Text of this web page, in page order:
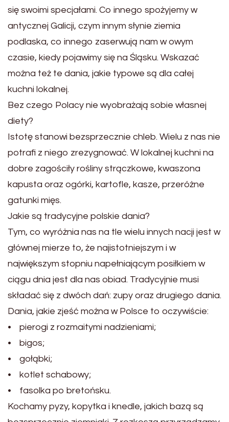
się swoimi specjałami. Co innego spożyjemy w
antycznej Galicji, czym innym słynie ziemia
podlaska, co innego zaserwują nam w owym
czasie, kiedy pojawimy się na Śląsku. Wskazać
można też te dania, jakie typowe są dla całej
kuchni lokalnej.
Bez czego Polacy nie wyobrażają sobie własnej
diety?
Istotę stanowi bezsprzecznie chleb. Wielu z nas nie
potrafi z niego zrezygnować. W lokalnej kuchni na
dobre zagościły rośliny strączkowe, kwaszona
kapusta oraz ogórki, kartofle, kasze, przeróżne
gatunki mięs.
Jakie są tradycyjne polskie dania?
Tym, co wyróżnia nas na tle wielu innych nacji jest w
głównej mierze to, że najistotniejszym i w
największym stopniu napełniającym posiłkiem w
ciągu dnia jest dla nas obiad. Tradycyjnie musi
składać się z dwóch dań: zupy oraz drugiego dania.
Dania, jakie zjeść można w Polsce to oczywiście:
• pierogi z rozmaitymi nadzieniami;
• bigos;
• gołąbki;
• kotlet schabowy;
• fasolka po bretońsku.
Kochamy pyzy, kopytka i knedle, jakich bazą są